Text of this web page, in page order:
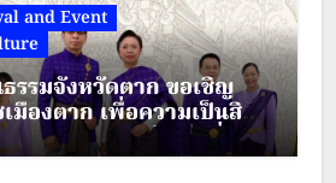
and Event
รรมจังหวัดตาก ขอเชิญ
มืองตาก เพื่อความเป็นสิริ
.ศ.2569 ระหว่างวันที่ 28